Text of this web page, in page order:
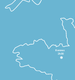
Rennes
2h30